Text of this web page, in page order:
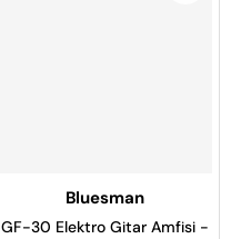
Bluesman
GF-30 Elektro Gitar Amfisi -